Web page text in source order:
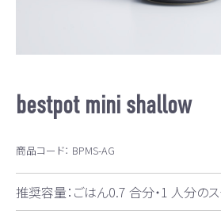
bestpot mini shallow
商品コード： BPMS-AG
推奨容量：ごはん0.7 合分・1 人分の